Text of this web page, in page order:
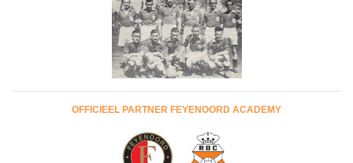
OFFICIEEL PARTNER FEYENOORD ACADEMY